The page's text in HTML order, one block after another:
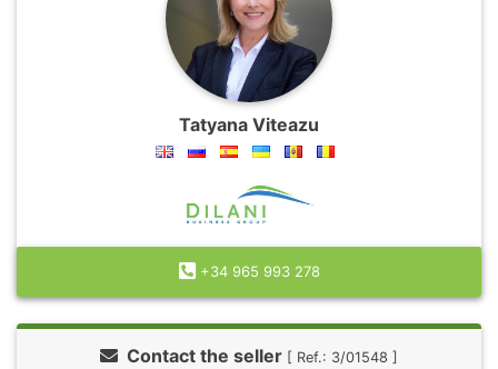
Tatyana Viteazu
+34 965 993 278
Contact the seller [ Ref.: 3/01548 ]